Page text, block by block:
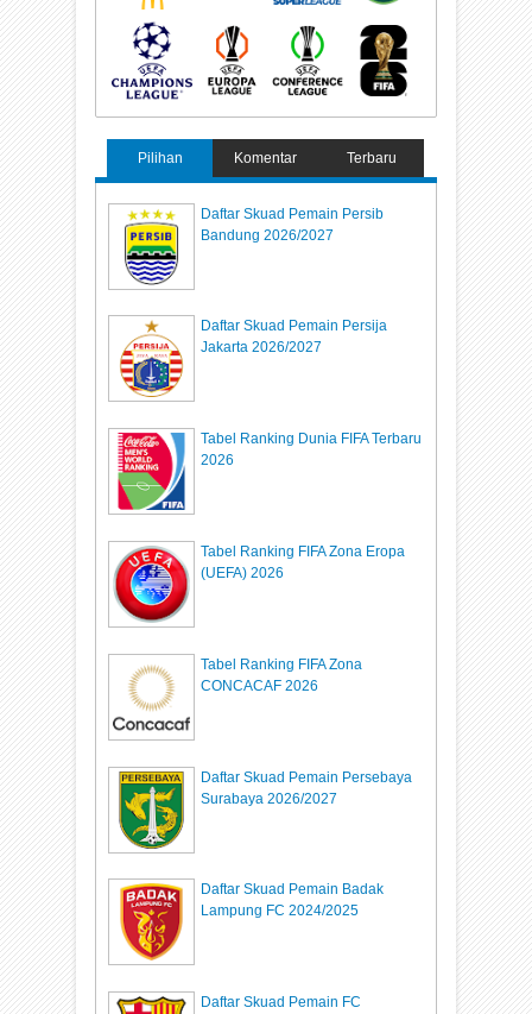
Pilihan Komentar Terbaru
Daftar Skuad Pemain Persib
Bandung 2026/2027
Daftar Skuad Pemain Persija
Jakarta 2026/2027
Tabel Ranking Dunia FIFA Terbaru
2026
Tabel Ranking FIFA Zona Eropa
(UEFA) 2026
Tabel Ranking FIFA Zona
CONCACAF 2026
Daftar Skuad Pemain Persebaya
Surabaya 2026/2027
Daftar Skuad Pemain Badak
Lampung FC 2024/2025
Daftar Skuad Pemain FC